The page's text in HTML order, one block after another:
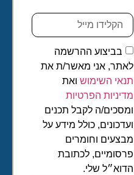
בביצוע ההרשמה
לאתר, אני מאשר/ת את
תנאי השימושואת
מדיניות הפרטיות
ומסכים/ה לקבל תכנים
ועדכונים, כולל מידע על
מבצעים וחומרים
פרסומיים, לכתובת
הדוא״ל שלי.